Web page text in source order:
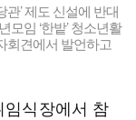
’ 제도 신설에 반대
임 ‘한밭’ 청소년활
회견에서 발언하고
식장에서 참